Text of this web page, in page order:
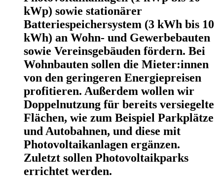
kWp) sowie stationärer
Batteriespeichersystem (3 kWh bis 10
kWh) an Wohn- und Gewerbebauten
sowie Vereinsgebäuden fördern. Bei
Wohnbauten sollen die Mieter:innen
von den geringeren Energiepreisen
profitieren. Außerdem wollen wir
Doppelnutzung für bereits versiegelte
Flächen, wie zum Beispiel Parkplätze
und Autobahnen, und diese mit
Photovoltaikanlagen ergänzen.
Zuletzt sollen Photovoltaikparks
errichtet werden.